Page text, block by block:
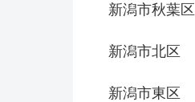
新潟市秋葉区
新潟市北区
新潟市東区